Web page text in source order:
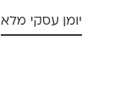
יומן עסקי מלא